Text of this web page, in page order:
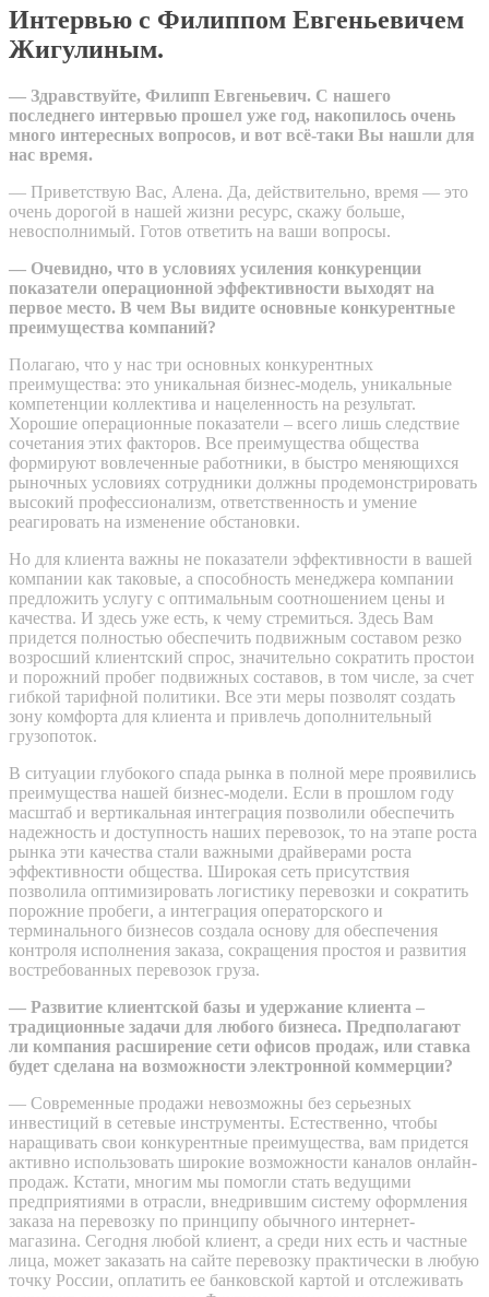
Интервью с Филиппом Евгеньевичем
Жигулиным.
— Здравствуйте, Филипп Евгеньевич. С нашего
последнего интервью прошел уже год, накопилось очень
много интересных вопросов, и вот всё-таки Вы нашли для
нас время.
— Приветствую Вас, Алена. Да, действительно, время — это
очень дорогой в нашей жизни ресурс, скажу больше,
невосполнимый. Готов ответить на ваши вопросы.
— Очевидно, что в условиях усиления конкуренции
показатели операционной эффективности выходят на
первое место. В чем Вы видите основные конкурентные
преимущества компаний?
Полагаю, что у нас три основных конкурентных
преимущества: это уникальная бизнес-модель, уникальные
компетенции коллектива и нацеленность на результат.
Хорошие операционные показатели – всего лишь следствие
сочетания этих факторов. Все преимущества общества
формируют вовлеченные работники, в быстро меняющихся
рыночных условиях сотрудники должны продемонстрировать
высокий профессионализм, ответственность и умение
реагировать на изменение обстановки.
Но для клиента важны не показатели эффективности в вашей
компании как таковые, а способность менеджера компании
предложить услугу с оптимальным соотношением цены и
качества. И здесь уже есть, к чему стремиться. Здесь Вам
придется полностью обеспечить подвижным составом резко
возросший клиентский спрос, значительно сократить простои
и порожний пробег подвижных составов, в том числе, за счет
гибкой тарифной политики. Все эти меры позволят создать
зону комфорта для клиента и привлечь дополнительный
грузопоток.
В ситуации глубокого спада рынка в полной мере проявились
преимущества нашей бизнес-модели. Если в прошлом году
масштаб и вертикальная интеграция позволили обеспечить
надежность и доступность наших перевозок, то на этапе роста
рынка эти качества стали важными драйверами роста
эффективности общества. Широкая сеть присутствия
позволила оптимизировать логистику перевозки и сократить
порожние пробеги, а интеграция операторского и
терминального бизнесов создала основу для обеспечения
контроля исполнения заказа, сокращения простоя и развития
востребованных перевозок груза.
— Развитие клиентской базы и удержание клиента –
традиционные задачи для любого бизнеса. Предполагают
ли компания расширение сети офисов продаж, или ставка
будет сделана на возможности электронной коммерции?
— Современные продажи невозможны без серьезных
инвестиций в сетевые инструменты. Естественно, чтобы
наращивать свои конкурентные преимущества, вам придется
активно использовать широкие возможности каналов онлайн-
продаж. Кстати, многим мы помогли стать ведущими
предприятиями в отрасли, внедрившим систему оформления
заказа на перевозку по принципу обычного интернет-
магазина. Сегодня любой клиент, а среди них есть и частные
лица, может заказать на сайте перевозку практически в любую
точку России, оплатить ее банковской картой и отслеживать